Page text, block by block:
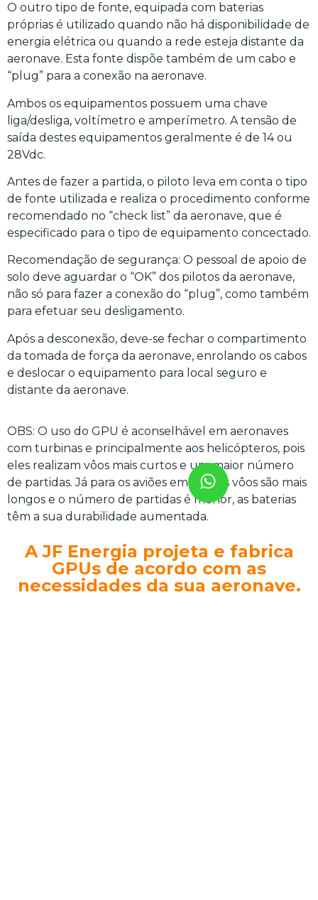
O outro tipo de fonte, equipada com baterias
próprias é utilizado quando não há disponibilidade de
energia elétrica ou quando a rede esteja distante da
aeronave. Esta fonte dispõe também de um cabo e
“plug” para a conexão na aeronave.
Ambos os equipamentos possuem uma chave
liga/desliga, voltímetro e amperímetro. A tensão de
saída destes equipamentos geralmente é de 14 ou
28Vdc.
Antes de fazer a partida, o piloto leva em conta o tipo
de fonte utilizada e realiza o procedimento conforme
recomendado no “check list” da aeronave, que é
especificado para o tipo de equipamento concectado.
Recomendação de segurança: O pessoal de apoio de
solo deve aguardar o “OK” dos pilotos da aeronave,
não só para fazer a conexão do “plug”, como também
para efetuar seu desligamento.
Após a desconexão, deve-se fechar o compartimento
da tomada de força da aeronave, enrolando os cabos
e deslocar o equipamento para local seguro e
distante da aeronave.
OBS: O uso do GPU é aconselhável em aeronaves
com turbinas e principalmente aos helicópteros, pois
eles realizam vôos mais curtos e um maior número
de partidas. Já para os aviões em que os vôos são mais
longos e o número de partidas é menor, as baterias
têm a sua durabilidade aumentada.
A JF Energia projeta e fabrica
GPUs de acordo com as
necessidades da sua aeronave.